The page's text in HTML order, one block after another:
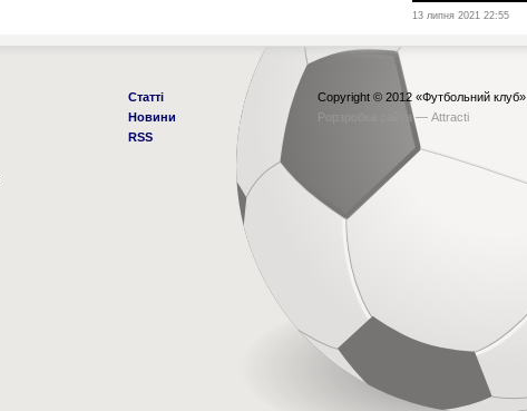
13 липня 2021 22:55
Статті
Новини
RSS
Copyright © 2012 «Футбольний клуб»
Рорзробка сайта — Attracti